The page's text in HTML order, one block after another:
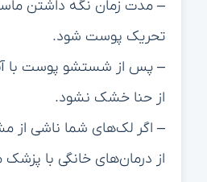
تحریک پوست شود.
– پس از شستشو پوست با آب
از حنا خشک نشود.
– اگر لک‌های شما ناشی از
از درمان‌های خانگی با